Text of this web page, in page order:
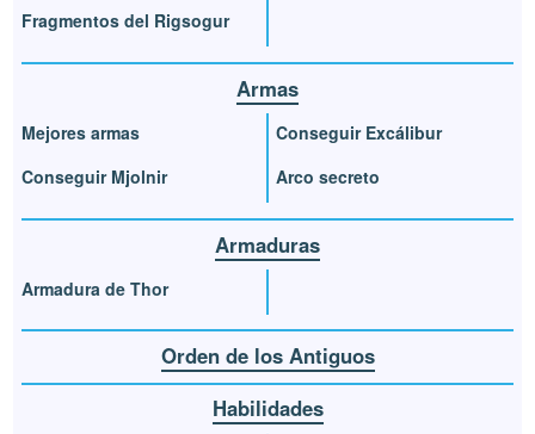
Fragmentos del Rigsogur
Armas
Mejores armas
Conseguir Mjolnir
Conseguir Excálibur
Arco secreto
Armaduras
Armadura de Thor
Orden de los Antiguos
Habilidades